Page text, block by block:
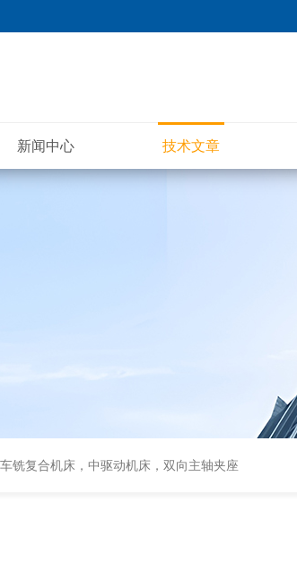
新闻中心 技术文章
铣复合机床，中驱动机床，双向主轴夹座